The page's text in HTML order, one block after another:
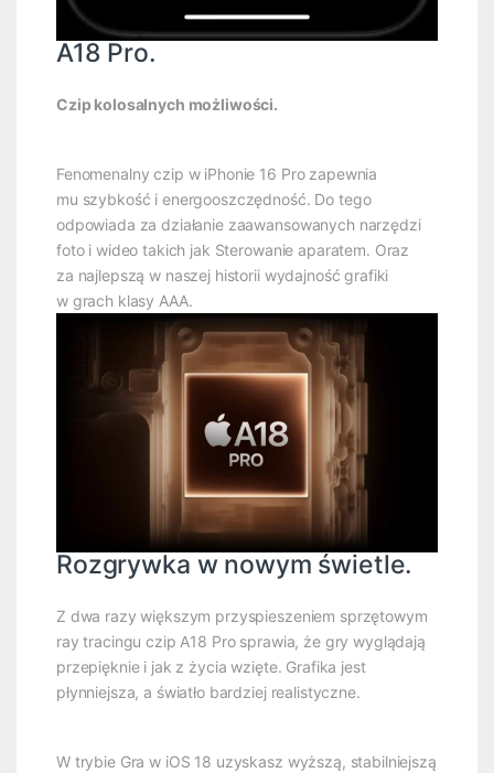
A18 Pro.
Czip kolosalnych możliwości.
Fenomenalny czip w iPhonie 16 Pro zapewnia
mu szybkość i energooszczędność. Do tego
odpowiada za działanie zaawansowanych narzędzi
foto i wideo takich jak Sterowanie aparatem. Oraz
za najlepszą w naszej historii wydajność grafiki
w grach klasy AAA.
Rozgrywka w nowym świetle.
Z dwa razy większym przyspieszeniem sprzętowym
ray tracingu czip A18 Pro sprawia, że gry wyglądają
przepięknie i jak z życia wzięte. Grafika jest
płynniejsza, a światło bardziej realistyczne.
W trybie Gra w iOS 18 uzyskasz wyższą, stabilniejszą